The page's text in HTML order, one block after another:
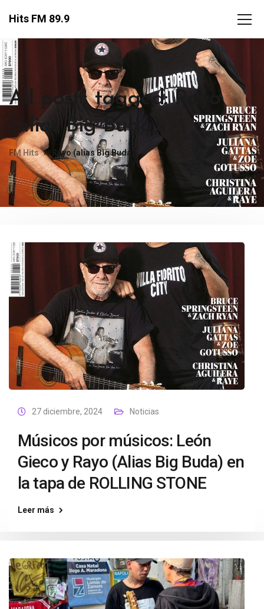
Hits FM 89.9
All posts tagged: Rayo
(alias Big Buda)
FM Hits Rayo (alias Big Buda)
27 diciembre, 2024 Noticias
Músicos por músicos: León
Gieco y Rayo (Alias Big Buda) en
la tapa de ROLLING STONE
Leer más